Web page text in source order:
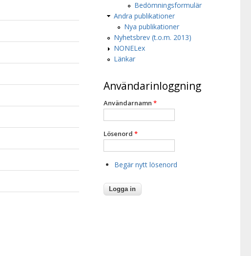
Bedömningsformulär
Andra publikationer
Nya publikationer
Nyhetsbrev (t.o.m. 2013)
NONELex
Länkar
Användarinloggning
Användarnamn *
Lösenord *
Begär nytt lösenord